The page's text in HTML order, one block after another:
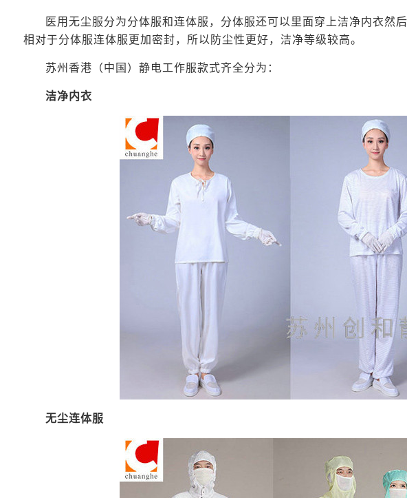
医用无尘服分为分体服和连体服，分体服还可以里面穿上洁净内衣然
相对于分体服连体服更加密封，所以防尘性更好，洁净等级较高。
苏州香港（中国）静电工作服款式齐全分为：
洁净内衣
无尘连体服